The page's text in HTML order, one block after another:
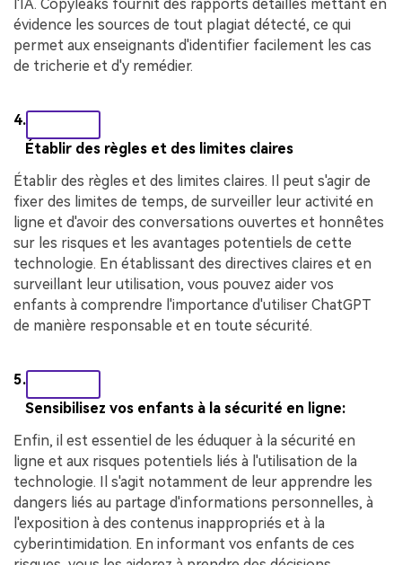
l'IA. Copyleaks fournit des rapports détaillés mettant en
évidence les sources de tout plagiat détecté, ce qui
permet aux enseignants d'identifier facilement les cas
de tricherie et d'y remédier.
4.
Établir des règles et des limites claires
Établir des règles et des limites claires. Il peut s'agir de
fixer des limites de temps, de surveiller leur activité en
ligne et d'avoir des conversations ouvertes et honnêtes
sur les risques et les avantages potentiels de cette
technologie. En établissant des directives claires et en
surveillant leur utilisation, vous pouvez aider vos
enfants à comprendre l'importance d'utiliser ChatGPT
de manière responsable et en toute sécurité.
5.
Sensibilisez vos enfants à la sécurité en ligne:
Enfin, il est essentiel de les éduquer à la sécurité en
ligne et aux risques potentiels liés à l'utilisation de la
technologie. Il s'agit notamment de leur apprendre les
dangers liés au partage d'informations personnelles, à
l'exposition à des contenus inappropriés et à la
cyberintimidation. En informant vos enfants de ces